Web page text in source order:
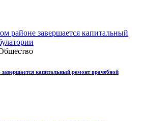
капитальный ремонт врачебной